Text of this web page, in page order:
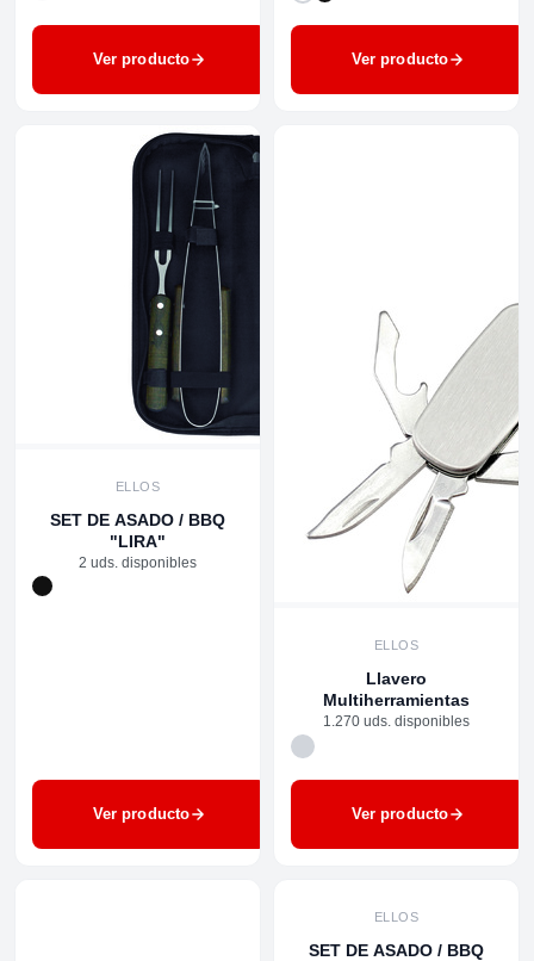
Ver producto Ver producto
ELLOS
SET DE ASADO / BBQ
"LIRA"
2 uds. disponibles
Ver producto
ELLOS
Llavero
Multiherramientas
1.270 uds. disponibles
Ver producto
ELLOS
SET DE ASADO / BBQ